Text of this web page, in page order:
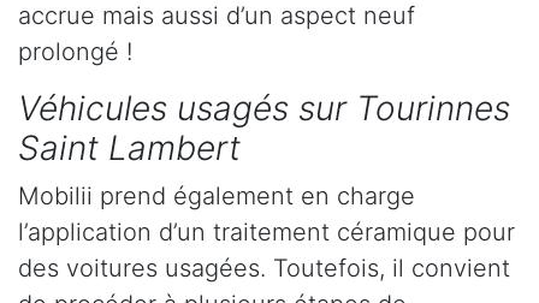
accrue mais aussi d’un aspect neuf
prolongé !
Véhicules usagés sur Tourinnes
Saint Lambert
Mobilii prend également en charge
l’application d’un traitement céramique pour
des voitures usagées. Toutefois, il convient